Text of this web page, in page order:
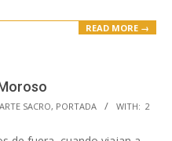
READ MORE →
ARTE SACRO, PORTADA WITH: 2